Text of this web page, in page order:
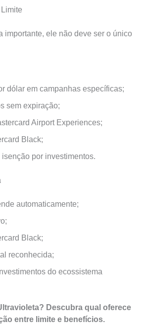
importante, ele não deve ser o único
dólar em campanhas específicas;
sem expiração;
Airport Experiences;
Black;
por investimentos.
automaticamente;
Black;
reconhecida;
do ecossistema
Descubra qual oferece
entre limite e benefícios.